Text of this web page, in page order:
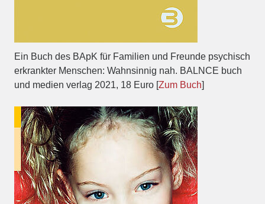
Ein Buch des BApK für Familien und Freunde psychisch
erkrankter Menschen: Wahnsinnig nah. BALNCE buch
und medien verlag 2021, 18 Euro [Zum Buch]